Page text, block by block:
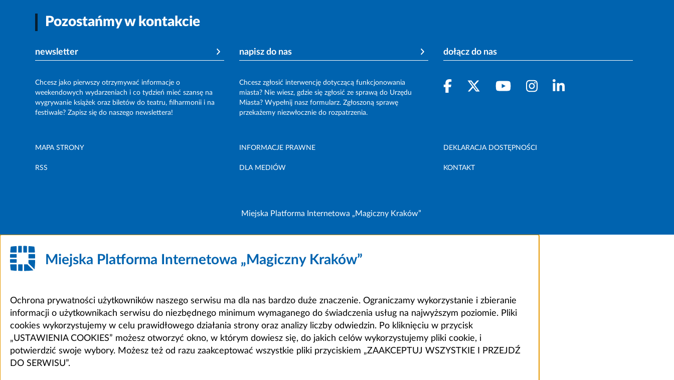
Pozostańmy w kontakcie
newsletter
Chcesz jako pierwszy otrzymywać informacje o
weekendowych wydarzeniach i co tydzień mieć szansę na
wygrywanie książek oraz biletów do teatru, filharmonii i na
festiwale? Zapisz się do naszego newslettera!
napisz do nas
Chcesz zgłosić interwencję dotyczącą funkcjonowania
miasta? Nie wiesz, gdzie się zgłosić ze sprawą do Urzędu
Miasta? Wypełnij nasz formularz. Zgłoszoną sprawę
przekażemy niezwłocznie do rozpatrzenia.
dołącz do nas
MAPA STRONY INFORMACJE PRAWNE DEKLARACJA DOSTĘPNOŚCI
RSS DLA MEDIÓW KONTAKT
Miejska Platforma Internetowa „Magiczny Kraków”
Miejska Platforma Internetowa „Magiczny Kraków”
Ochrona prywatności użytkowników naszego serwisu ma dla nas bardzo duże znaczenie. Ograniczamy wykorzystanie i zbieranie
informacji o użytkownikach serwisu do niezbędnego minimum wymaganego do świadczenia usług na najwyższym poziomie. Pliki
cookies wykorzystujemy w celu prawidłowego działania strony oraz analizy liczby odwiedzin. Po kliknięciu w przycisk
„USTAWIENIA COOKIES” możesz otworzyć okno, w którym dowiesz się, do jakich celów wykorzystujemy pliki cookie, i
potwierdzić swoje wybory. Możesz też od razu zaakceptować wszystkie pliki przyciskiem „ZAAKCEPTUJ WSZYSTKIE I PRZEJDŹ
DO SERWISU”.